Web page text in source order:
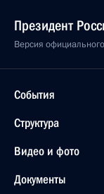
Президент
Версия
События
Структура
Видео и фото
Документы